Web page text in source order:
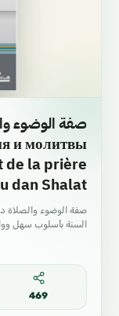
и молитвы
de la prière
dan Shalat
صفة الوضوء والصلاة
السنة بأسلوب سهل
469